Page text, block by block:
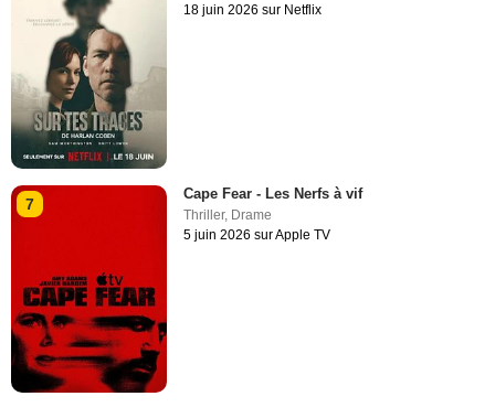
18 juin 2026 sur Netflix
7
Cape Fear - Les Nerfs à vif
Thriller, Drame
5 juin 2026 sur Apple TV